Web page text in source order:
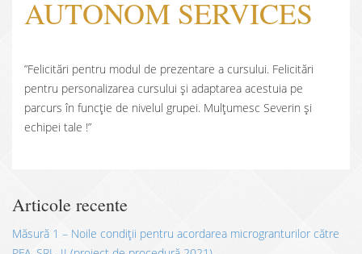
AUTONOM SERVICES
”Felicitări pentru modul de prezentare a cursului. Felicitări
pentru personalizarea cursului și adaptarea acestuia pe
parcurs în funcție de nivelul grupei. Mulțumesc Severin și
echipei tale !”
Articole recente
Măsură 1 – Noile condiții pentru acordarea microgranturilor către